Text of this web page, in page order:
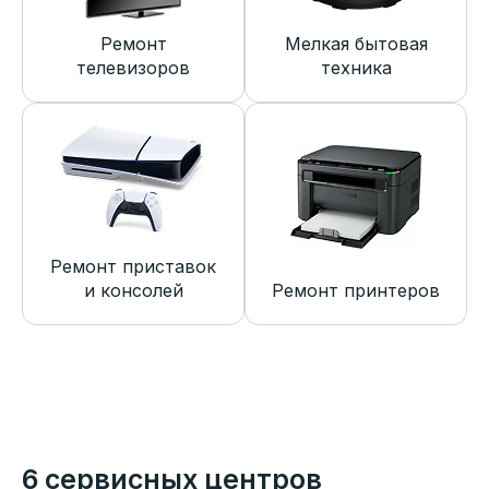
Ремонт
телевизоров
Мелкая бытовая
техника
Ремонт приставок
и консолей
Ремонт принтеров
6 сервисных центров